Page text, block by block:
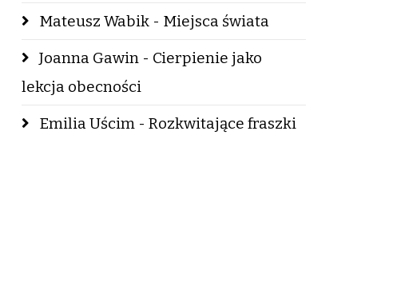
Mateusz Wabik - Miejsca świata
Joanna Gawin - Cierpienie jako
lekcja obecności
Emilia Uścim - Rozkwitające fraszki